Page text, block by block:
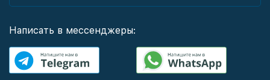
Написать в мессенджеры: